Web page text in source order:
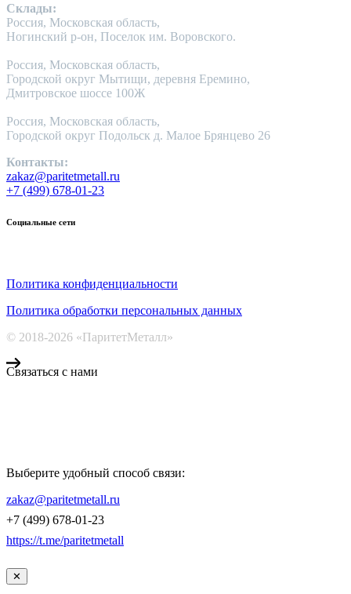
Склады:
Россия, Московская область,
Ногинский р-он, Поселок им. Воровского.
Россия, Московская область,
Городской округ Мытищи, деревня Еремино,
Дмитровское шоссе 100Ж
Россия, Московская область,
Городской округ Подольск д. Малое Брянцево 26
Контакты:
zakaz@paritetmetall.ru
+7 (499) 678-01-23
Социальные сети
Политика конфиденциальности
Политика обработки персональных данных
© 2018-2026 «ПаритетМеталл»
Связаться с нами
Выберите удобный способ связи:
zakaz@paritetmetall.ru
+7 (499) 678-01-23
https://t.me/paritetmetall
✕